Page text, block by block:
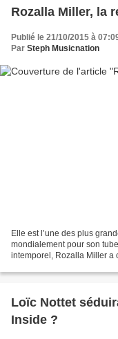
Rozalla Miller, la
Publié le 21/10/2015 à
Par Steph Musicnation
Elle est l’une des plus
mondialement pour son
intemporel, Rozalla Miller a
Loïc Nottet
Inside ?